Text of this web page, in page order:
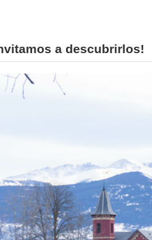
a descubrirlos!